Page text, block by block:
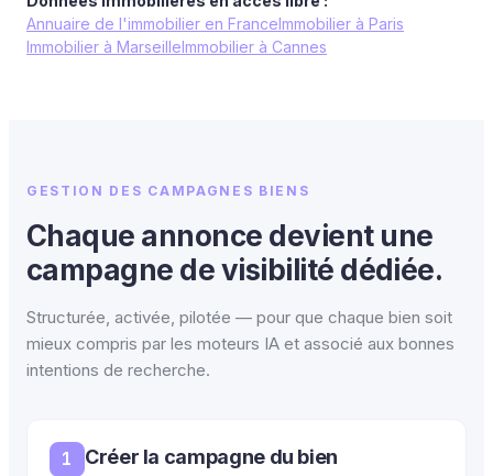
Annuaire de l'immobilier en FranceImmobilier à Paris
Immobilier à MarseilleImmobilier à Cannes
GESTION DES CAMPAGNES BIENS
Chaque annonce devient une
campagne de visibilité dédiée.
Structurée, activée, pilotée — pour que chaque bien soit
mieux compris par les moteurs IA et associé aux bonnes
intentions de recherche.
1 Créer la campagne du bien